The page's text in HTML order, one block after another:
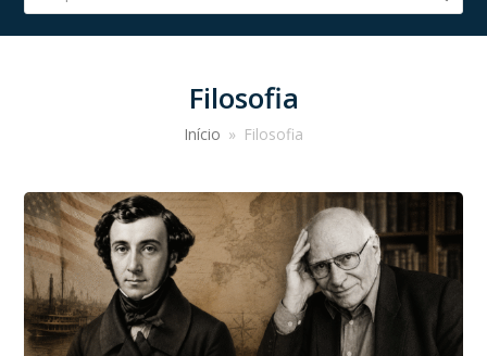
Filosofia
Início » Filosofia